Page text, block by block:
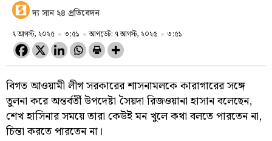
দ্য সান ২৪ প্রতিবেদন
৭ আগস্ট, ২০২৫ ৩:৫১ আপডেট: ৭ আগস্ট, ২০২৫ ৩:৫১
বিগত আওয়ামী লীগ সরকারের শাসনামলকে কারাগারের সঙ্গে
তুলনা করে অন্তর্বর্তী উপদেষ্টা সৈয়দা রিজওয়ানা হাসান বলেছেন,
শেখ হাসিনার সময়ে তারা কেউই মন খুলে কথা বলতে পারতেন না,
চিন্তা করতে পারতেন না।